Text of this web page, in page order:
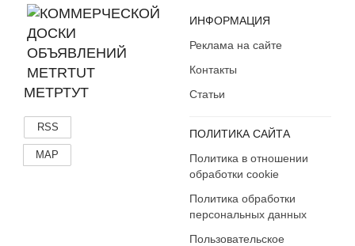
МЕТРТУТ
RSS
MAP
ИНФОРМАЦИЯ
Реклама на сайте
Контакты
Статьи
ПОЛИТИКА САЙТА
Политика в отношении
обработки cookie
Политика обработки
персональных данных
Пользовательское